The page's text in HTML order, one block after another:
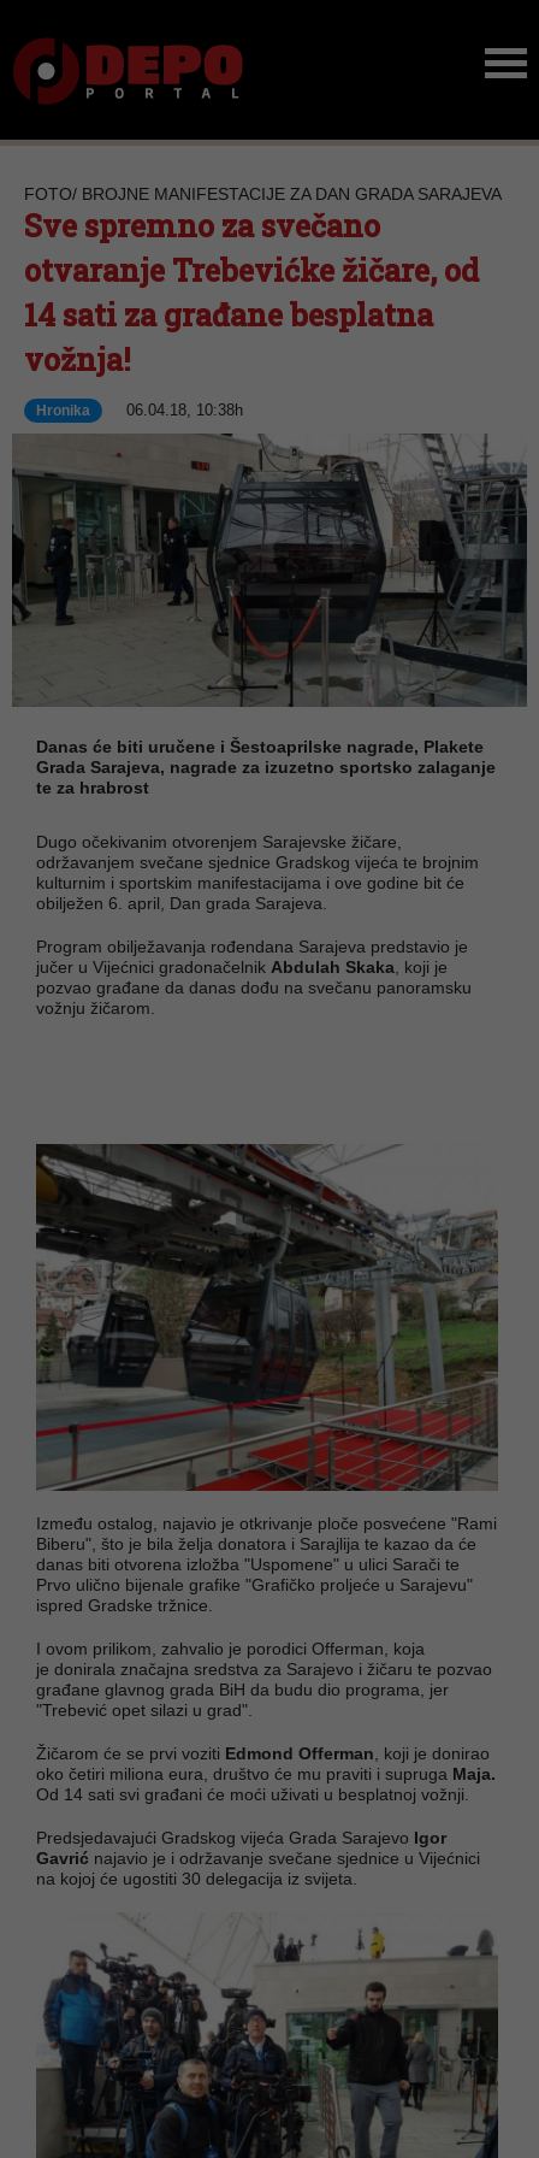
FOTO/ BROJNE MANIFESTACIJE ZA DAN GRADA SARAJEVA
Sve spremno za svečano
otvaranje Trebevićke žičare, od
14 sati za građane besplatna
vožnja!
Hronika 06.04.18, 10:38h
Danas će biti uručene i Šestoaprilske nagrade, Plakete
Grada Sarajeva, nagrade za izuzetno sportsko zalaganje
te za hrabrost
Dugo očekivanim otvorenjem Sarajevske žičare,
održavanjem svečane sjednice Gradskog vijeća te brojnim
kulturnim i sportskim manifestacijama i ove godine bit će
obilježen 6. april, Dan grada Sarajeva.
Program obilježavanja rođendana Sarajeva predstavio je
jučer u Vijećnici gradonačelnik Abdulah Skaka , koji je
pozvao građane da danas dođu na svečanu panoramsku
vožnju žičarom.
Između ostalog, najavio je otkrivanje ploče posvećene "Rami
Biberu", što je bila želja donatora i Sarajlija te kazao da će
danas biti otvorena izložba "Uspomene" u ulici Sarači te
Prvo ulično bijenale grafike "Grafičko proljeće u Sarajevu"
ispred Gradske tržnice.
I ovom prilikom, zahvalio je porodici Offerman, koja
je donirala značajna sredstva za Sarajevo i žičaru te pozvao
građane glavnog grada BiH da budu dio programa, jer
"Trebević opet silazi u grad".
Žičarom će se prvi voziti Edmond Offerman , koji je donirao
oko četiri miliona eura, društvo će mu praviti i supruga Maja.
Od 14 sati svi građani će moći uživati u besplatnoj vožnji.
Predsjedavajući Gradskog vijeća Grada Sarajevo Igor
Gavrić najavio je i održavanje svečane sjednice u Vijećnici
na kojoj će ugostiti 30 delegacija iz svijeta.